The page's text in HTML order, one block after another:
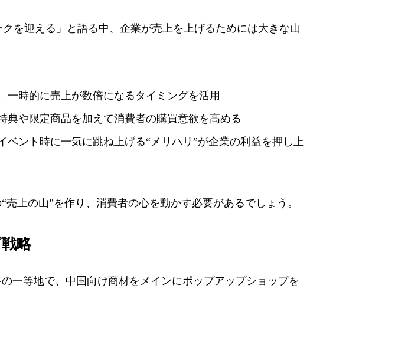
を迎える」と語る中、企業が売上を上げるためには大きな山
一時的に売上が数倍になるタイミングを活用
典や限定商品を加えて消費者の購買意欲を高める
ベント時に一気に跳ね上げる“メリハリ”が企業の利益を押し上
上の山”を作り、消費者の心を動かす必要があるでしょう。
略
一等地で、中国向け商材をメインにポップアップショップを